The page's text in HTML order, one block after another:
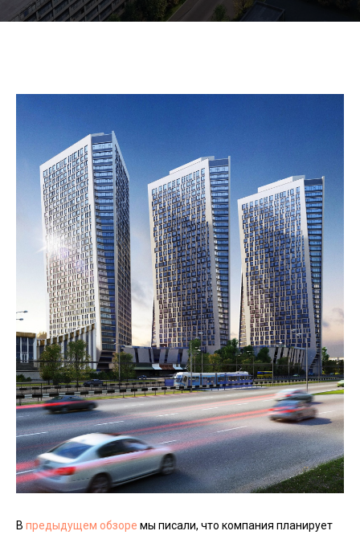
В предыдущем обзоре мы писали, что компания планирует